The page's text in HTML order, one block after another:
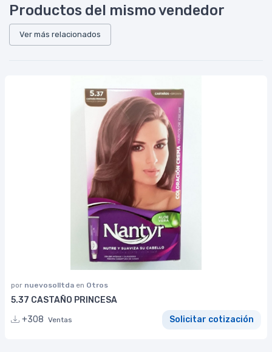
Productos del mismo vendedor
Ver más relacionados
por nuevosolltda en Otros
5.37 CASTAÑO PRINCESA
+308 Ventas Solicitar cotización